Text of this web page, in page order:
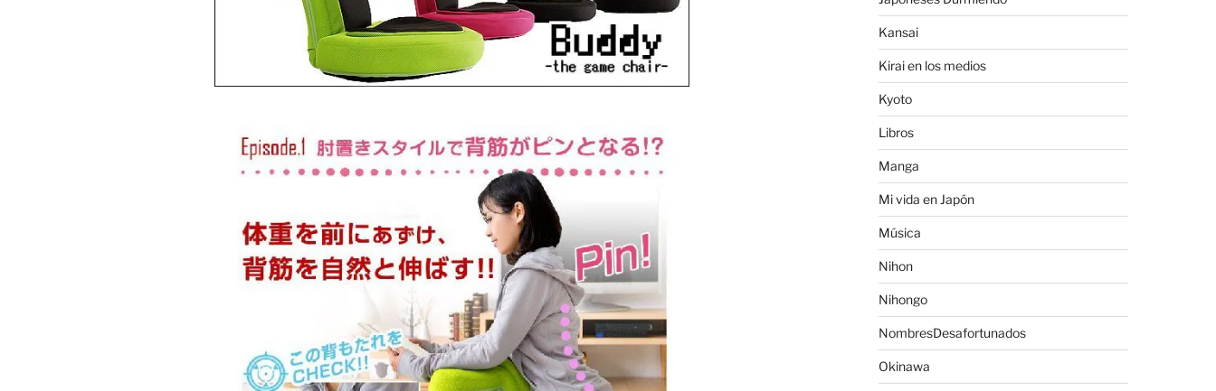
Kansai
Kirai en los medios
Kyoto
Libros
Manga
Mi vida en Japón
Música
Nihon
Nihongo
NombresDesafortunados
Okinawa